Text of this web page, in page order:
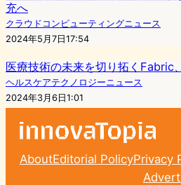
充へ
クラウドコンピューティングニュース
2024年5月7日17:54
医療技術の未来を切り拓くFabric
ヘルスケアテクノロジーニュース
2024年3月6日1:01
AboutEditorial PolicyPrivacy